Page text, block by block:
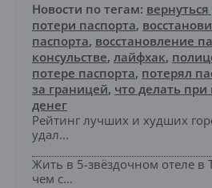
Новости по тегам:
потери паспорта,
паспорта, восстановление
консульстве, лайфхак,
потере паспорта, потерял
за границей, что делать
денег
Рейтинг лучших и худших
удал...
Жить в 5-звёздочном отеле в
чем с...